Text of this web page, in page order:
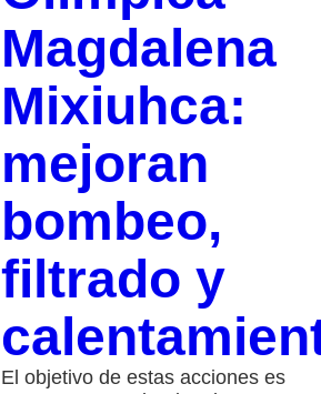
Magdalena
Mixiuhca:
mejoran
bombeo,
filtrado y
El objetivo de estas acciones es